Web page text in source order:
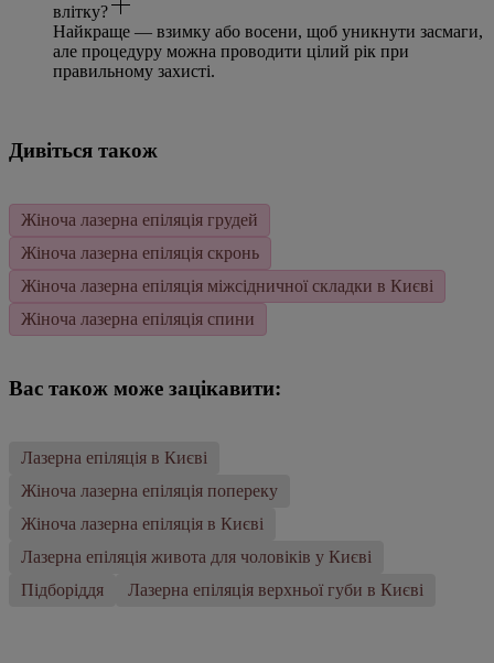
влітку?
Найкраще — взимку або восени, щоб уникнути засмаги,
але процедуру можна проводити цілий рік при
правильному захисті.
Дивіться також
Жіноча лазерна епіляція грудей
Жіноча лазерна епіляція скронь
Жіноча лазерна епіляція міжсідничної складки в Києві
Жіноча лазерна епіляція спини
Вас також може зацікавити:
Лазерна епіляція в Києві
Жіноча лазерна епіляція попереку
Жіноча лазерна епіляція в Києві
Лазерна епіляція живота для чоловіків у Києві
Підборіддя
Лазерна епіляція верхньої губи в Києві